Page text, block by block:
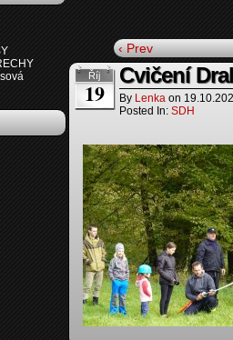
‹ Prev
Říj
19
Cvičení
By Lenka on
Posted In: SDH